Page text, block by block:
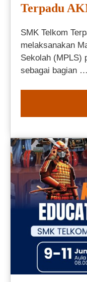
Terpadu
SMK Telkom
melaksanakan
Sekolah (MPLS)
sebagai bagian …